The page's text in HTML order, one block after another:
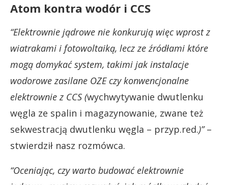
Atom kontra wodór i CCS
“Elektrownie jądrowe nie konkurują więc wprost z
wiatrakami i fotowoltaiką, lecz ze źródłami które
mogą domykać system, takimi jak instalacje
wodorowe zasilane OZE czy konwencjonalne
elektrownie z CCS (wychwytywanie dwutlenku
węgla ze spalin i magazynowanie, zwane też
sekwestracją dwutlenku węgla – przyp.red.)”–
stwierdził nasz rozmówca.
“Oceniając, czy warto budować elektrownie